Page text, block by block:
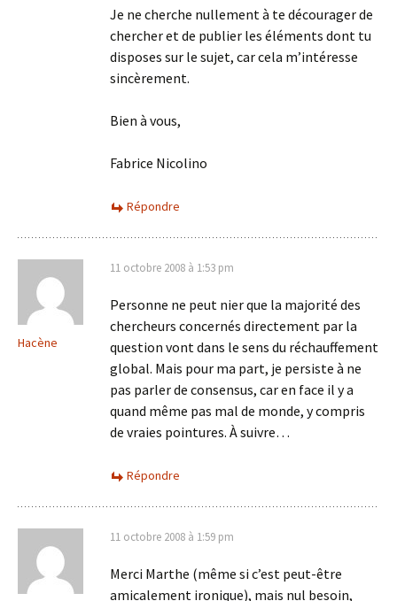
Je ne cherche nullement à te décourager de
chercher et de publier les éléments dont tu
disposes sur le sujet, car cela m’intéresse
sincèrement.
Bien à vous,
Fabrice Nicolino
Répondre
Hacène
11 octobre 2008 à 1:53 pm
Personne ne peut nier que la majorité des
chercheurs concernés directement par la
question vont dans le sens du réchauffement
global. Mais pour ma part, je persiste à ne
pas parler de consensus, car en face il y a
quand même pas mal de monde, y compris
de vraies pointures. À suivre…
Répondre
11 octobre 2008 à 1:59 pm
Merci Marthe (même si c’est peut-être
amicalement ironique), mais nul besoin,